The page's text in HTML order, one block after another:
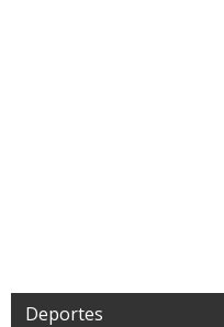
Deportes